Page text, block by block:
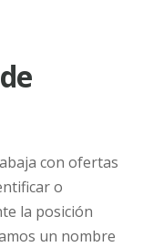
con ofertas
o
la posición
un nombre